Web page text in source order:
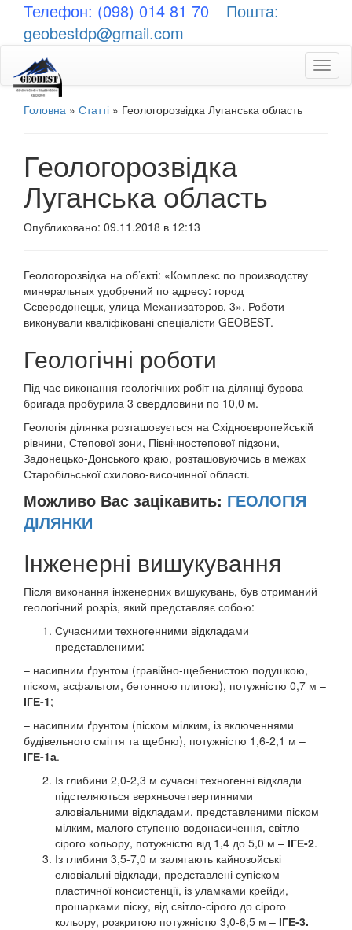
Телефон: (098) 014 81 70
Пошта:
geobestdp@gmail.com
Головна » Статті » Геологорозвідка Луганська область
Геологорозвідка
Луганська область
Опубликовано: 09.11.2018 в 12:13
Геологорозвідка на об’єкті: «Комплекс по производству
минеральных удобрений по адресу: город
Сєверодонецьк, улица Механизаторов, 3». Роботи
виконували кваліфіковані спеціалісти GEOBEST.
Геологічні роботи
Під час виконання геологічних робіт на ділянці бурова
бригада пробурила 3 свердловини по 10,0 м.
Геологія ділянка розташовується на Східноєвропейській
рівнини, Степової зони, Північностепової підзони,
Задонецько-Донського краю, розташовуючись в межах
Старобільської схилово-височинної області.
Можливо Вас зацікавить: ГЕОЛОГІЯ
ДІЛЯНКИ
Інженерні вишукування
Після виконання інженерних вишукувань, був отриманий
геологічний розріз, який представляє собою:
Сучасними техногенними відкладами
представленими:
– насипним ґрунтом (гравійно-щебенистою подушкою,
піском, асфальтом, бетонною плитою), потужністю 0,7 м –
ІГЕ-1;
– насипним ґрунтом (піском мілким, із включеннями
будівельного сміття та щебню), потужністю 1,6-2,1 м –
ІГЕ-1а.
Із глибини 2,0-2,3 м сучасні техногенні відклади
підстеляються верхньочетвертинними
алювіальними відкладами, представленими піском
мілким, малого ступеню водонасичення, світло-
сірого кольору, потужністю від 1,4 до 5,0 м – ІГЕ-2.
Із глибини 3,5-7,0 м залягають кайнозойські
елювіальні відклади, представлені супіском
пластичної консистенції, із уламками крейди,
прошарками піску, від світло-сірого до сірого
кольору, розкритою потужністю 3,0-6,5 м – ІГЕ-3.